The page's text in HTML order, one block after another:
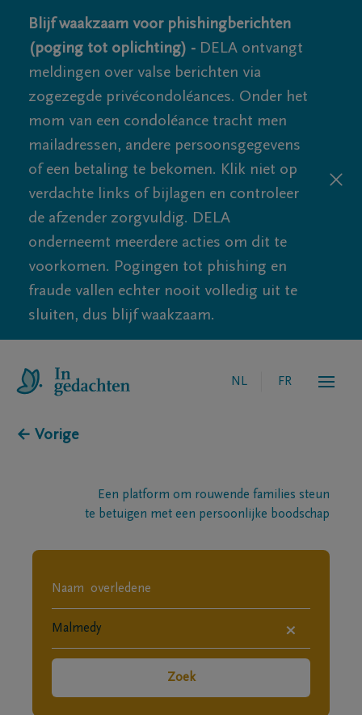
Blijf waakzaam voor phishingberichten
(poging tot oplichting) - DELA ontvangt
meldingen over valse berichten via
zogezegde privécondoléances. Onder het
mom van een condoléance tracht men
mailadressen, andere persoonsgegevens
of een betaling te bekomen. Klik niet op
verdachte links of bijlagen en controleer
de afzender zorgvuldig. DELA
onderneemt meerdere acties om dit te
voorkomen. Pogingen tot phishing en
fraude vallen echter nooit volledig uit te
sluiten, dus blijf waakzaam.
NL FR
← Vorige
Een platform om rouwende families steun
te betuigen met een persoonlijke boodschap
×
Zoek